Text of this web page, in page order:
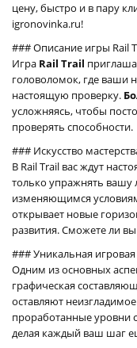
цену, быстро и в пару
igronovinka.ru!
### Описание игры Rail
Игра Rail Trail
головоломок, где ваши
настоящую проверку.
усложняясь, чтобы
проверять способности.
### Искусство
В Rail Trail вас ждут
только упражнять вашу
изменяющимся
открывает новые
развития. Сможете ли
### Уникальная
Одним из основных
графическая
оставляют
проработанные уровни
делая каждый ваш шаг